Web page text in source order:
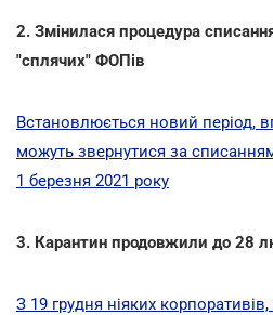
2. Змінилася процедура
"сплячих" ФОПів
Встановлюється новий період,
можуть звернутися за
1 березня 2021 року
3. Карантин продовжили до 28
З 19 грудня ніяких